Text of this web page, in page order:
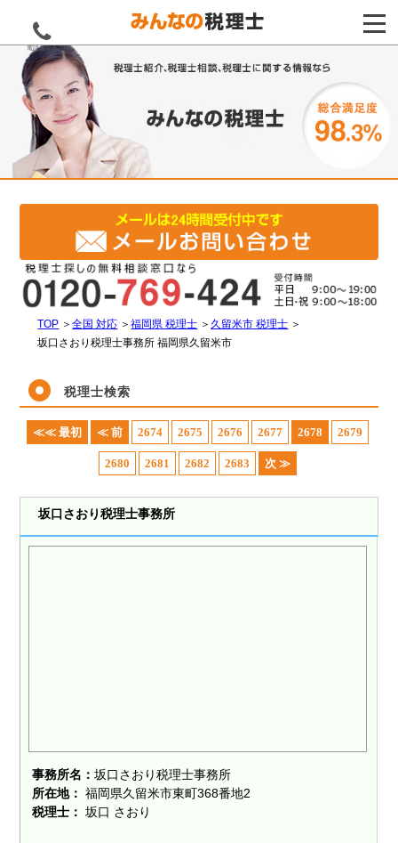
電話をする
TOP ＞全国 対応 ＞福岡県 税理士 ＞ 久留米市 税理士 ＞
坂口さおり税理士事務所 福岡県久留米市
税理士検索
≪≪ 最初 ≪ 前 2674 2675 2676 2677 2678 2679
2680 2681 2682 2683 次 ≫
坂口さおり税理士事務所
事務所名：坂口さおり税理士事務所
所在地： 福岡県久留米市東町368番地2
税理士： 坂口 さおり